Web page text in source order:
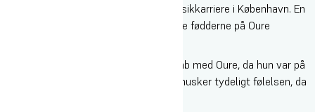
Stella og er i fuld gang med hendes musikkarriere i København. En
karriere hun fandt troen på, da hun satte fødderne på Oure
Sophie stiftede første gang bekendtskab med Oure, da hun var på
som 15-årig. Hun husker tydeligt følelsen, da